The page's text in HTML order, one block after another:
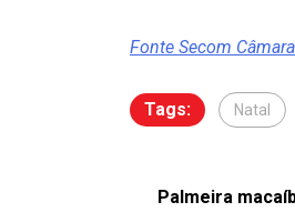
Fonte Secom
Tags: Natal
Palmeira